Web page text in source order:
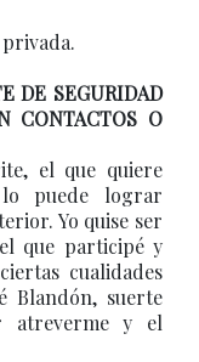
DE SEGURIDAD
CONTACTOS O
el que quiere
puede lograr
Yo quise ser
que participé y
cualidades
Blandón, suerte
atreverme y el